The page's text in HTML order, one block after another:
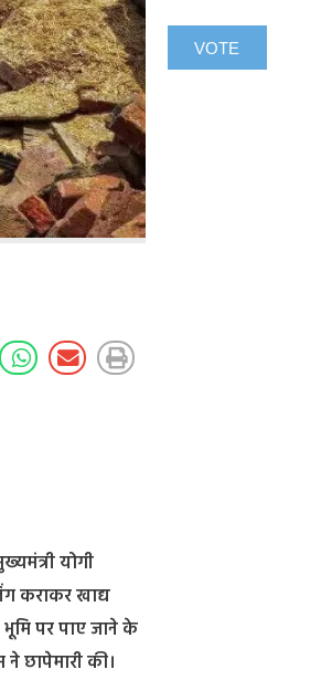
योगी
कराकर खाद्य
पर पाए जाने के
छापेमारी की।